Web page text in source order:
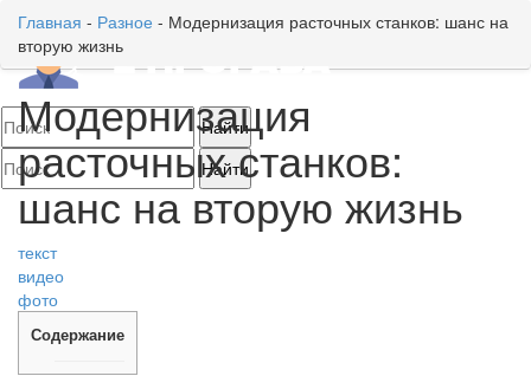
Главная - Разное - Модернизация расточных станков: шанс на
вторую жизнь
Модернизация
расточных станков:
шанс на вторую жизнь
текст
видео
фото
Содержание